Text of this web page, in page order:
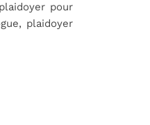
pour
plaidoyer